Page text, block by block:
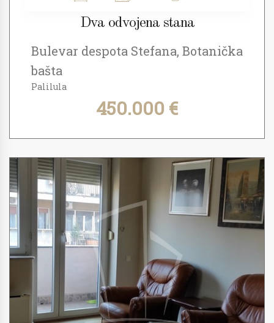
Dva odvojena stana
Bulevar despota Stefana, Botanička
bašta
Palilula
450.000 €